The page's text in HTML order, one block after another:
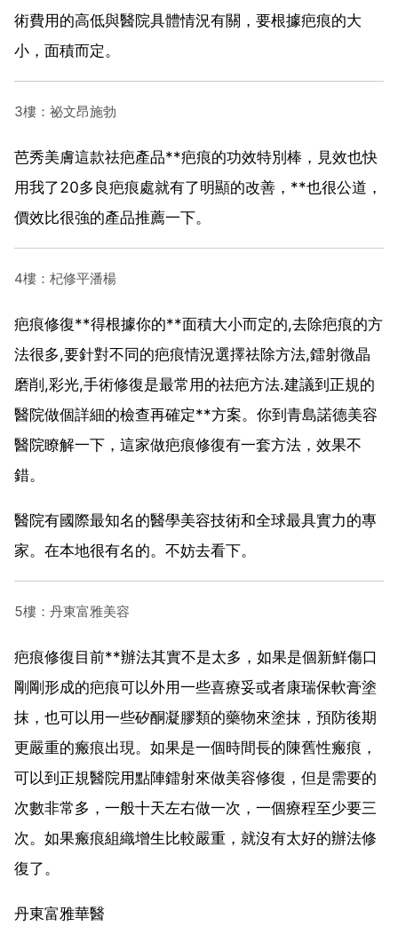
術費用的高低與醫院具體情況有關，要根據疤痕的大
小，面積而定。
3樓：祕文昂施勃
芭秀美膚這款祛疤產品**疤痕的功效特別棒，見效也快
用我了20多良疤痕處就有了明顯的改善，**也很公道，
價效比很強的產品推薦一下。
4樓：杞修平潘楊
疤痕修復**得根據你的**面積大小而定的,去除疤痕的方
法很多,要針對不同的疤痕情況選擇祛除方法,鐳射微晶
磨削,彩光,手術修復是最常用的祛疤方法.建議到正規的
醫院做個詳細的檢查再確定**方案。你到青島諾德美容
醫院瞭解一下，這家做疤痕修復有一套方法，效果不
錯。
醫院有國際最知名的醫學美容技術和全球最具實力的專
家。在本地很有名的。不妨去看下。
5樓：丹東富雅美容
疤痕修復目前**辦法其實不是太多，如果是個新鮮傷口
剛剛形成的疤痕可以外用一些喜療妥或者康瑞保軟膏塗
抹，也可以用一些矽酮凝膠類的藥物來塗抹，預防後期
更嚴重的瘢痕出現。如果是一個時間長的陳舊性瘢痕，
可以到正規醫院用點陣鐳射來做美容修復，但是需要的
次數非常多，一般十天左右做一次，一個療程至少要三
次。如果瘢痕組織增生比較嚴重，就沒有太好的辦法修
復了。
丹東富雅華醫